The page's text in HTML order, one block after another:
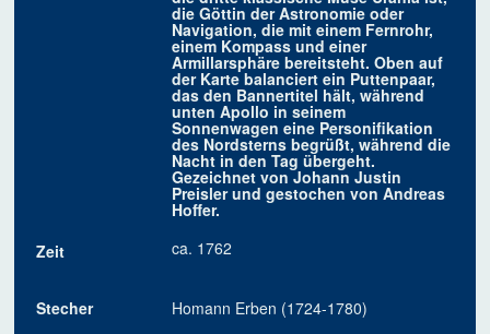
die Göttin der Astronomie oder
Navigation, die mit einem Fernrohr,
einem Kompass und einer
Armillarsphäre bereitsteht. Oben auf
der Karte balanciert ein Puttenpaar,
das den Bannertitel hält, während
unten Apollo in seinem
Sonnenwagen eine Personifikation
des Nordsterns begrüßt, während die
Nacht in den Tag übergeht.
Gezeichnet von Johann Justin
Preisler und gestochen von Andreas
Hoffer.
Zeit
ca. 1762
Stecher
Homann Erben (1724-1780)